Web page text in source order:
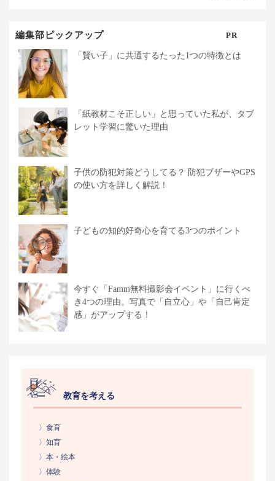
編集部ピックアップ PR
「賢い子」に共通するたった1つの特徴とは
「紙教材こそ正しい」と思っていた私が、タブ
レット学習に驚いた理由
子供の防犯対策どうしてる？ 防犯ブザーやGPS
の使い方を詳しく解説！
子どもの知的好奇心を育てる3つのポイント
今すぐ「Famm無料撮影会イベント」に行くべ
き4つの理由。写真で「自立心」や「自己肯定
感」がアップする！
教育を考える
〉食育
〉知育
〉本・絵本
〉体験